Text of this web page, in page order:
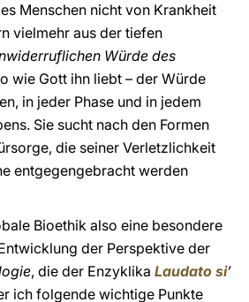
Menschen nicht von Krankheit
vielmehr aus der tiefen
Würde des
wie Gott ihn liebt – der Würde
in jeder Phase und in jedem
Sie sucht nach den Formen
die seiner Verletzlichkeit
entgegengebracht werden
Bioethik also eine besondere
der Perspektive der
, die der Enzyklika Laudato si’
ich folgende wichtige Punkte